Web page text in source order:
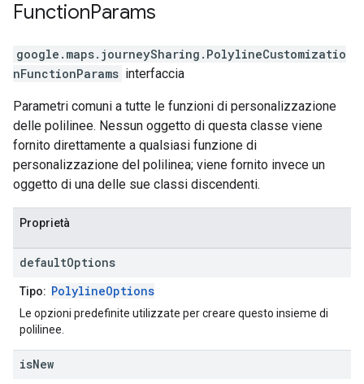
FunctionParams
google.maps.journeySharing . PolylineCustomizatio
nFunctionParams interfaccia
Parametri comuni a tutte le funzioni di personalizzazione
delle polilinee. Nessun oggetto di questa classe viene
fornito direttamente a qualsiasi funzione di
personalizzazione del polilinea; viene fornito invece un
oggetto di una delle sue classi discendenti.
Proprietà
defaultOptions
Tipo: PolylineOptions
Le opzioni predefinite utilizzate per creare questo insieme di
polilinee.
isNew